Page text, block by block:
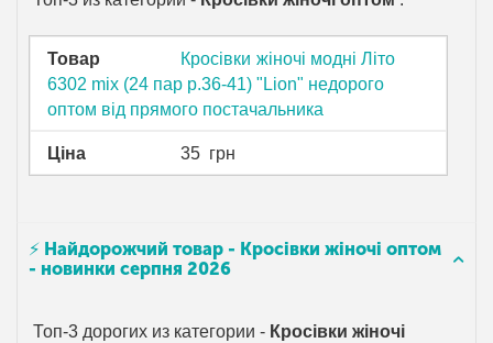
Товар
Кросівки жіночі модні Літо
6302 mix (24 пар р.36-41) "Lion" недорого
оптом від прямого постачальника
Ціна 35 грн
⚡ Найдорожчий товар - Кросівки жіночі оптом
- новинки серпня 2026
Топ-3 дорогих из категории - Кросівки жіночі